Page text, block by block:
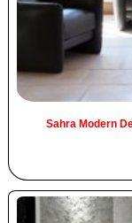
Sahra Modern